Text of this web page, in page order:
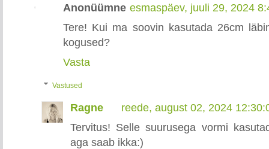
Anonüümne esmaspäev, juuli 29, 2024
Tere! Kui ma soovin kasutada 26cm
kogused?
Vasta
Vastused
Ragne
reede, august 02, 2024
Tervitus! Selle suurusega vormi
aga saab ikka:)